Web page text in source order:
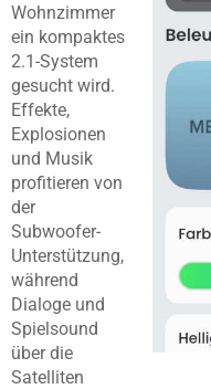
Wohnzimmer
ein kompaktes
2.1-System
gesucht wird.
Effekte,
Explosionen
und Musik
profitieren von
der
Subwoofer-
Unterstützung,
während
Dialoge und
Spielsound
über die
Satelliten